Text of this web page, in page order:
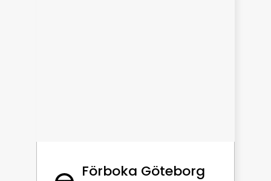
Förboka Göteborg